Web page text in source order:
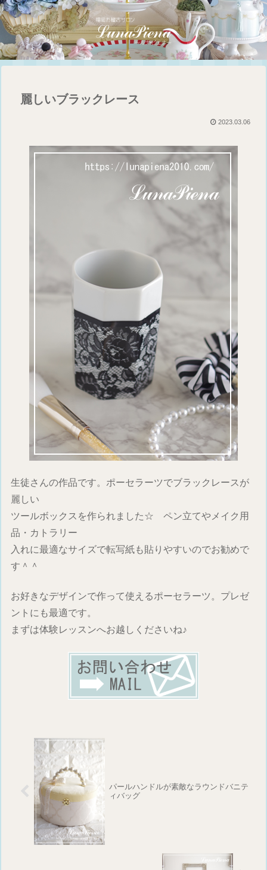
麗しいブラックレース
2023.03.06
生徒さんの作品です。ポーセラーツでブラックレースが
麗しい
ツールボックスを作られました☆ ペン立てやメイク用
品・カトラリー
入れに最適なサイズで転写紙も貼りやすいのでお勧めで
す＾＾
お好きなデザインで作って使えるポーセラーツ。プレゼ
ントにも最適です。
まずは体験レッスンへお越しくださいね♪
パールハンドルが素敵なラウンドバニテ
ィバッグ